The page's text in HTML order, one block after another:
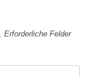
Erforderliche Felder